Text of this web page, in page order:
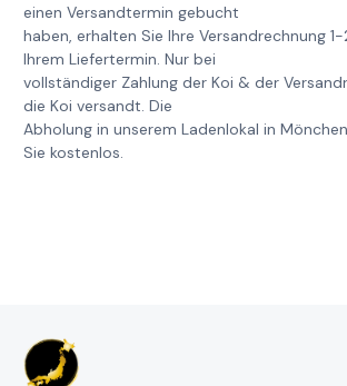
einen Versandtermin gebucht
haben, erhalten Sie Ihre Versandrechnung
Ihrem Liefertermin. Nur bei
vollständiger Zahlung der Koi & der
die Koi versandt. Die
Abholung in unserem Ladenlokal in
Sie kostenlos.